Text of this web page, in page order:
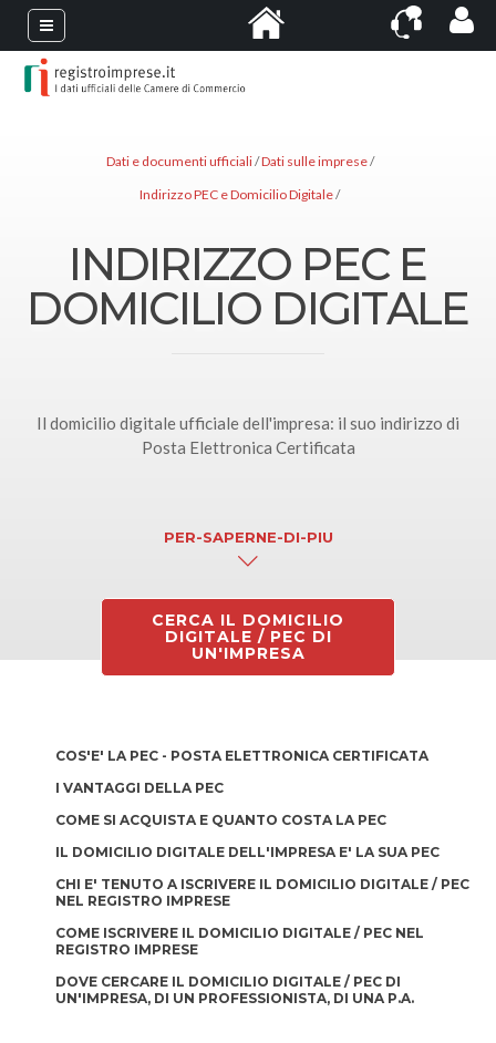
Dati e documenti ufficiali Dati sulle imprese
Indirizzo PEC e Domicilio Digitale
INDIRIZZO PEC E
DOMICILIO DIGITALE
Il domicilio digitale ufficiale dell'impresa: il suo indirizzo di
Posta Elettronica Certificata
PER-SAPERNE-DI-PIU
CERCA IL DOMICILIO
DIGITALE / PEC DI
UN'IMPRESA
COS'E' LA PEC - POSTA ELETTRONICA CERTIFICATA
I VANTAGGI DELLA PEC
COME SI ACQUISTA E QUANTO COSTA LA PEC
IL DOMICILIO DIGITALE DELL'IMPRESA E' LA SUA PEC
CHI E' TENUTO A ISCRIVERE IL DOMICILIO DIGITALE / PEC
NEL REGISTRO IMPRESE
COME ISCRIVERE IL DOMICILIO DIGITALE / PEC NEL
REGISTRO IMPRESE
DOVE CERCARE IL DOMICILIO DIGITALE / PEC DI
UN'IMPRESA, DI UN PROFESSIONISTA, DI UNA P.A.